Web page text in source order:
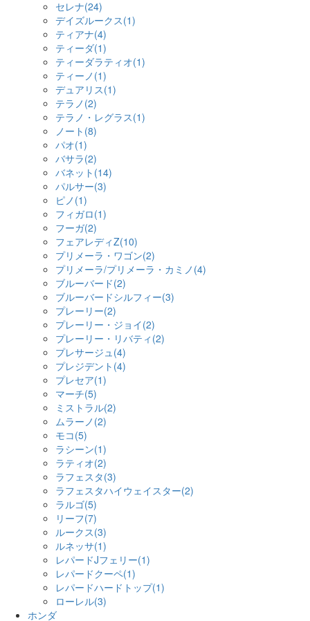
セレナ(24)
デイズルークス(1)
ティアナ(4)
ティーダ(1)
ティーダラティオ(1)
ティーノ(1)
デュアリス(1)
テラノ(2)
テラノ・レグラス(1)
ノート(8)
パオ(1)
バサラ(2)
バネット(14)
パルサー(3)
ピノ(1)
フィガロ(1)
フーガ(2)
フェアレディZ(10)
プリメーラ・ワゴン(2)
プリメーラ/プリメーラ・カミノ(4)
ブルーバード(2)
ブルーバードシルフィー(3)
プレーリー(2)
プレーリー・ジョイ(2)
プレーリー・リバティ(2)
プレサージュ(4)
プレジデント(4)
プレセア(1)
マーチ(5)
ミストラル(2)
ムラーノ(2)
モコ(5)
ラシーン(1)
ラティオ(2)
ラフェスタ(3)
ラフェスタハイウェイスター(2)
ラルゴ(5)
リーフ(7)
ルークス(3)
ルネッサ(1)
レパードJフェリー(1)
レパードクーペ(1)
レパードハードトップ(1)
ローレル(3)
ホンダ